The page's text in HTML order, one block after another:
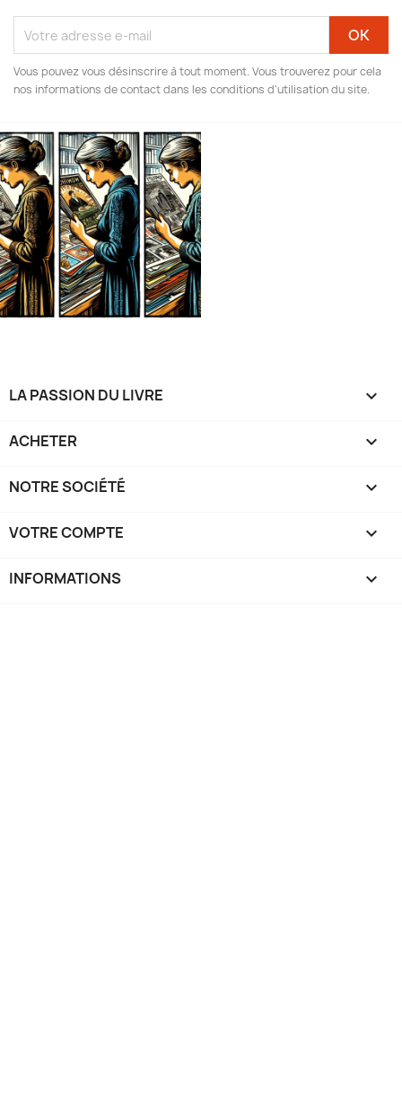
Vous pouvez vous désinscrire à tout moment. Vous trouverez pour cela
nos informations de contact dans les conditions d'utilisation du site.
LA PASSION DU LIVRE 
ACHETER 
NOTRE SOCIÉTÉ 
VOTRE COMPTE 
INFORMATIONS keyboard_arrow_down